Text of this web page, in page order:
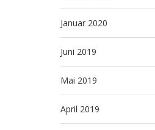
Januar 2020
Juni 2019
Mai 2019
April 2019